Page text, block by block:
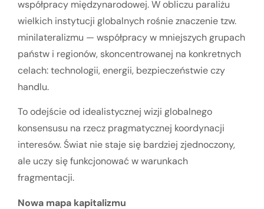
współpracy międzynarodowej. W obliczu paraliżu
wielkich instytucji globalnych rośnie znaczenie tzw.
minilateralizmu — współpracy w mniejszych grupach
państw i regionów, skoncentrowanej na konkretnych
celach: technologii, energii, bezpieczeństwie czy
handlu.
To odejście od idealistycznej wizji globalnego
konsensusu na rzecz pragmatycznej koordynacji
interesów. Świat nie staje się bardziej zjednoczony,
ale uczy się funkcjonować w warunkach
fragmentacji.
Nowa mapa kapitalizmu